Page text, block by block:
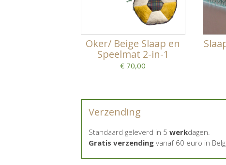
Oker/ Beige Slaap en
Speelmat 2-in-1
€ 70,00
Verzending
Standaard geleverd in 5werkdagen.
Gratis verzending vanaf 60 euro in